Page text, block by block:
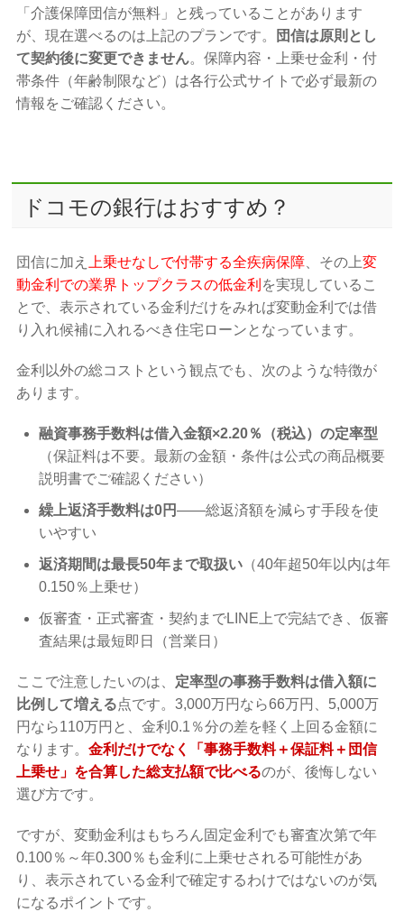
「介護保障団信が無料」と残っていることがあります
が、現在選べるのは上記のプランです。
団信は原則とし
て契約後に変更できません。保障内容・上乗せ金利・付
帯条件（年齢制限など）は各行公式サイトで必ず最新の
情報をご確認ください。
ドコモの銀行はおすすめ？
団信に加え 上乗せなしで付帯する全疾病保障 、その上変
動金利での業界トップクラスの低金利 を実現しているこ
とで、表示されている金利だけをみれば変動金利では借
り入れ候補に入れるべき住宅ローンとなっています。
金利以外の総コストという観点でも、次のような特徴が
あります。
融資事務手数料は借入金額×2.20％（税込）の定率型
（保証料は不要。最新の金額・条件は公式の商品概要
説明書でご確認ください）
繰上返済手数料は0円——総返済額を減らす手段を使
いやすい
返済期間は最長50年まで取扱い （40年超50年以内は年
0.150％上乗せ）
仮審査・正式審査・契約までLINE上で完結でき、仮審
査結果は最短即日（営業日）
ここで注意したいのは、 定率型の事務手数料は借入額に
比例して増える点です。3,000万円なら66万円、5,000万
円なら110万円と、金利0.1％分の差を軽く上回る金額に
なります。金利だけでなく「事務手数料＋保証料＋団信
上乗せ」を合算した総支払額で比べるのが、後悔しない
選び方です。
ですが、変動金利はもちろん固定金利でも審査次第で年
0.100％～年0.300％も金利に上乗せされる可能性があ
り、表示されている金利で確定するわけではないのが気
になるポイントです。